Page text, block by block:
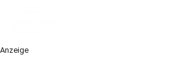
Anzeige